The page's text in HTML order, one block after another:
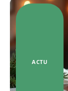
ACTU